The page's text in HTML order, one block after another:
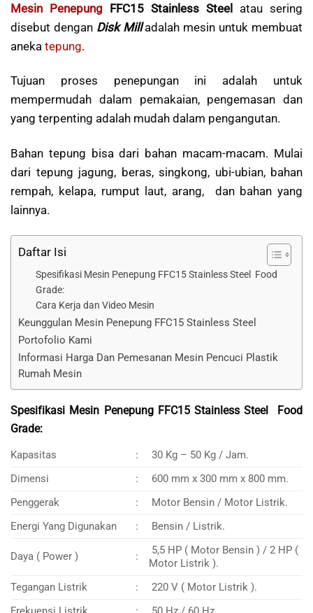
Mesin Penepung FFC15 Stainless Steel atau sering
disebut dengan Disk Milladalah mesin untuk membuat
aneka tepung.
Tujuan proses penepungan ini adalah untuk
mempermudah dalam pemakaian, pengemasan dan
yang terpenting adalah mudah dalam pengangutan.
Bahan tepung bisa dari bahan macam-macam. Mulai
dari tepung jagung, beras, singkong, ubi-ubian, bahan
rempah, kelapa, rumput laut, arang, dan bahan yang
lainnya.
Daftar Isi
Spesifikasi Mesin Penepung FFC15 Stainless Steel Food
Grade:
Cara Kerja dan Video Mesin
Keunggulan Mesin Penepung FFC15 Stainless Steel
Portofolio Kami
Informasi Harga Dan Pemesanan Mesin Pencuci Plastik
Rumah Mesin
Spesifikasi Mesin Penepung FFC15 Stainless Steel Food
Grade:
Kapasitas :
30 Kg – 50 Kg / Jam.
Dimensi
:
600 mm x 300 mm x 800 mm.
Penggerak
:
Motor Bensin / Motor Listrik.
Energi Yang Digunakan
: Bensin / Listrik.
Daya ( Power ) :
5,5 HP ( Motor Bensin ) / 2 HP (
Motor Listrik ).
Tegangan Listrik
:
220 V ( Motor Listrik ).